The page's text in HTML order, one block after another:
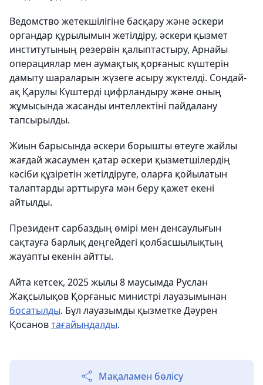
Ведомство жетекшілігіне басқару және әскери
органдар құрылымын жетілдіру, әскери қызмет
институтының резервін қалыптастыру, Арнайы
операциялар мен аумақтық қорғаныс күштерін
дамыту шараларын жүзеге асыру жүктелді. Сондай-
ақ Қарулы Күштерді цифрландыру және оның
жұмысында жасанды интеллектіні пайдалану
тапсырылды.
Жиын барысында әскери борышты өтеуге жайлы
жағдай жасаумен қатар әскери қызметшілердің
кәсіби құзіретін жетілдіруге, оларға қойылатын
талаптарды арттыруға мән беру қажет екені
айтылды.
Президент сарбаздың өмірі мен денсаулығын
сақтауға барлық деңгейдегі қолбасшылықтың
жауапты екенін айтты.
Айта кетсек, 2025 жылы 8 маусымда Руслан
Жақсылықов Қорғаныс министрі лауазымынан
босатылды. Бұл лауазымды қызметке Дәурен
Қосановтағайындалды.
Мақаламен бөлісу